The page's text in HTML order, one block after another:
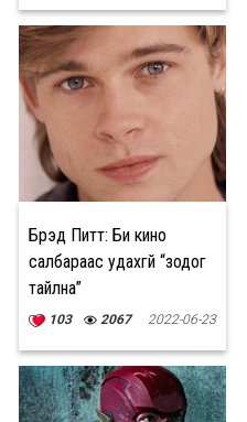
Брэд Питт: Би кино
салбараас удахгүй “зодог
тайлна”
103 2067 2022-06-23